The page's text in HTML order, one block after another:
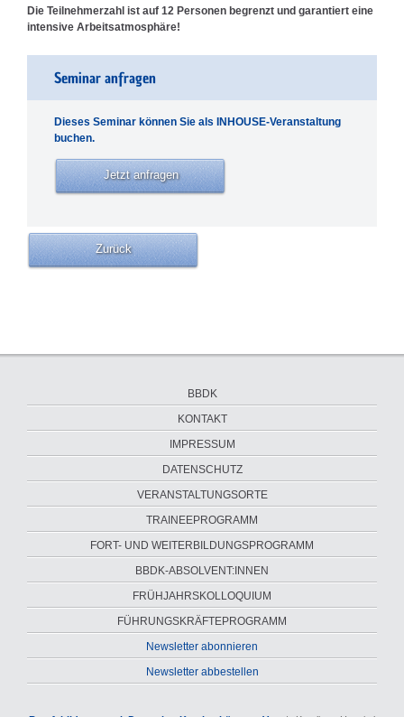
Die Teilnehmerzahl ist auf 12 Personen begrenzt und garantiert eine
intensive Arbeitsatmosphäre!
Seminar anfragen
Dieses Seminar können Sie als INHOUSE-Veranstaltung
buchen.
Jetzt anfragen
Zurück
überspringen
BBDK
KONTAKT
IMPRESSUM
DATENSCHUTZ
VERANSTALTUNGSORTE
überspringen
TRAINEEPROGRAMM
FORT- UND WEITERBILDUNGSPROGRAMM
BBDK-ABSOLVENT:INNEN
FRÜHJAHRSKOLLOQUIUM
FÜHRUNGS­KRÄFTE­PROGRAMM
Newsletter abonnieren
Newsletter abbestellen